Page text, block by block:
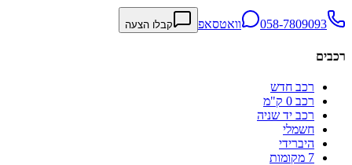
058-7809093 וואטסאפ קבלו הצעה
רכבים
רכב חדש
רכב 0 ק"מ
רכב יד שניה
חשמלי
היברידי
7 מקומות